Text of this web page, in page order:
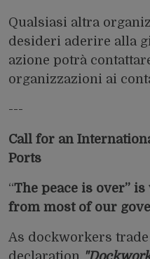
Qualsiasi altra
desideri aderire alla
azione potrà
organizzazioni ai
---
Call for an
Ports
“The peace is over”
from most of our
As dockworkers
declaration